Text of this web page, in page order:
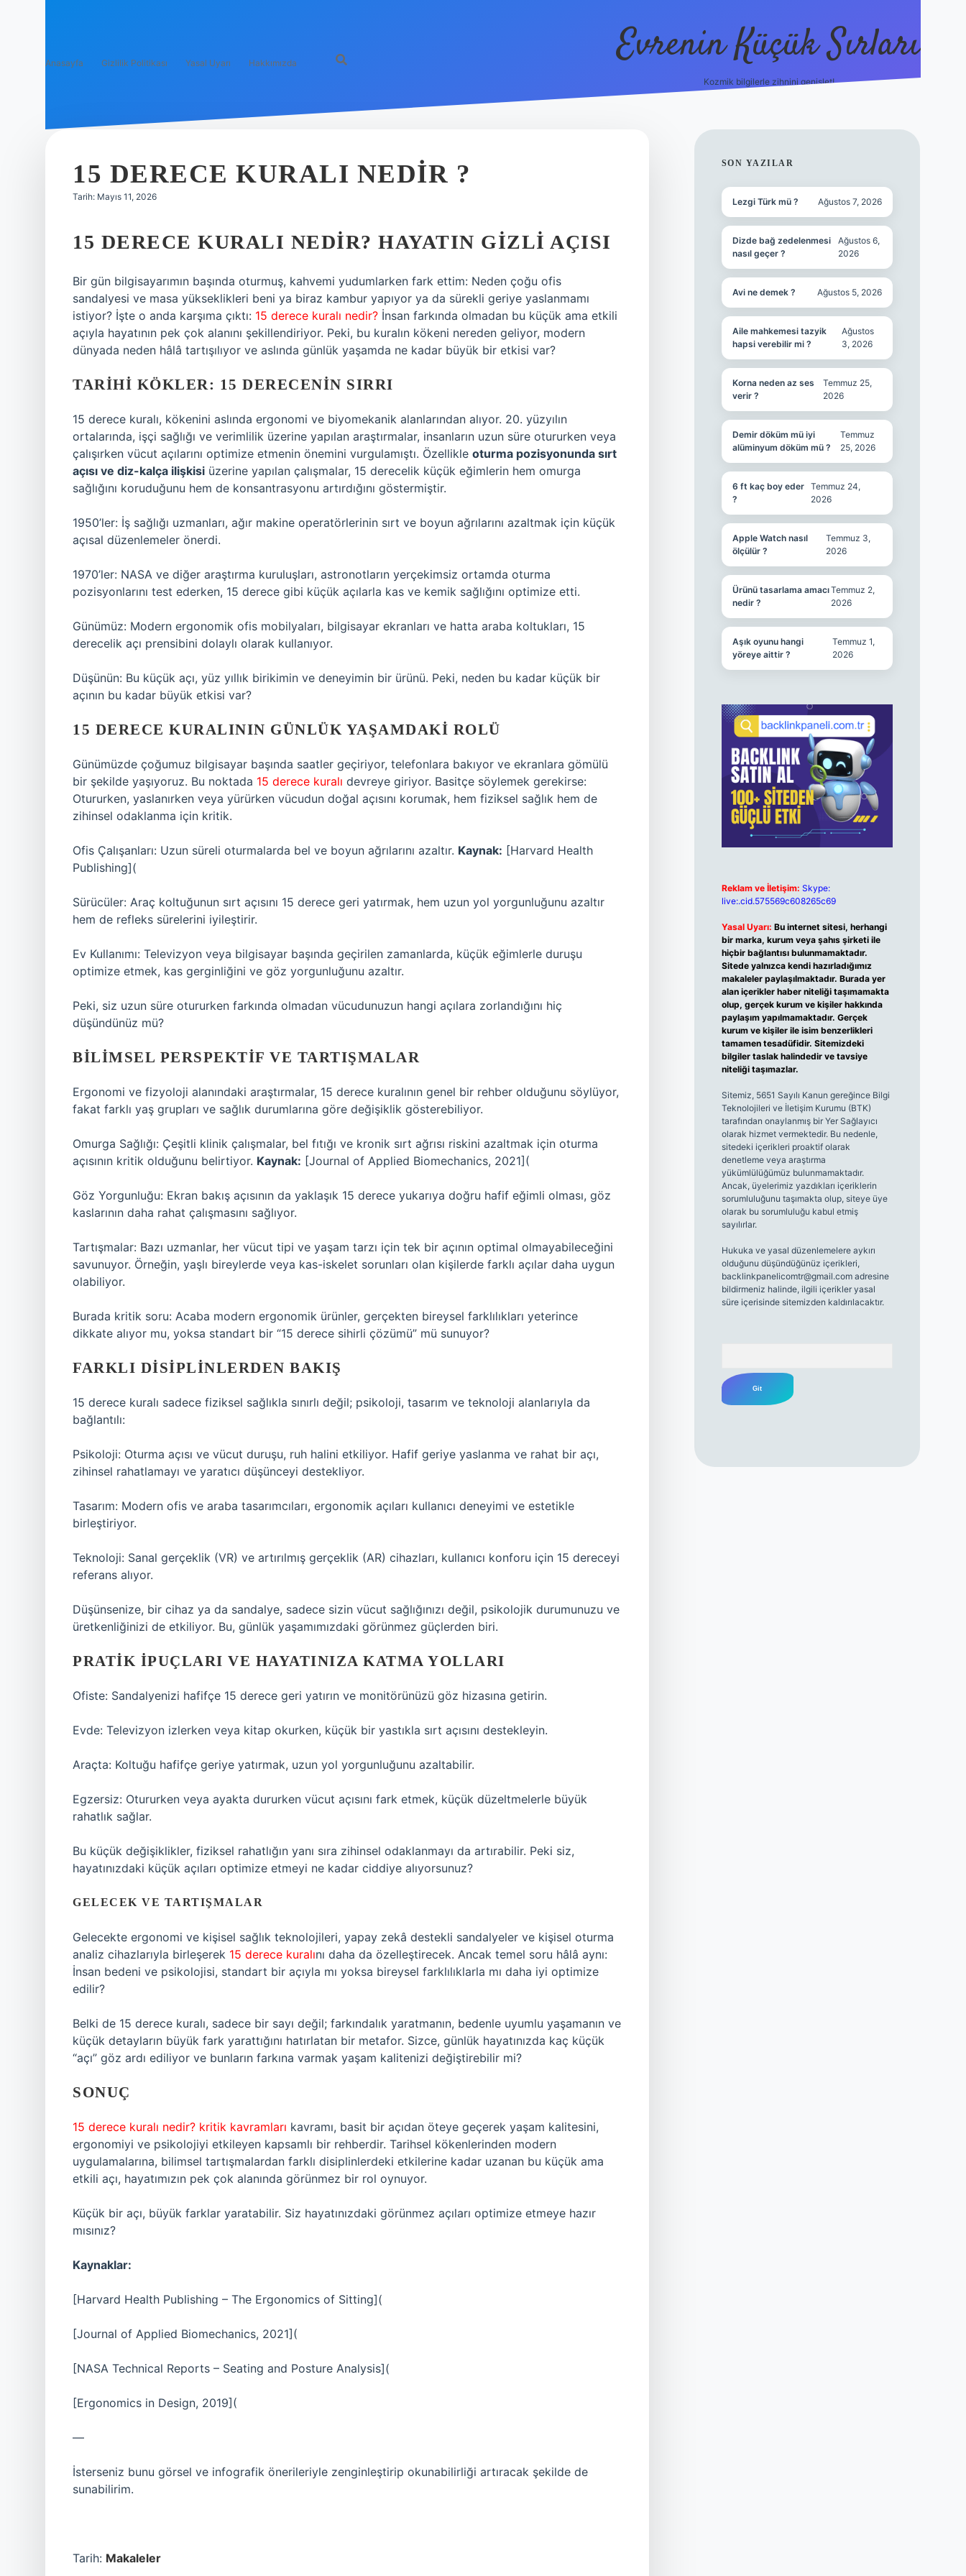
Anasayfa Gizlilik Politikası Yasal Uyarı Hakkımızda Evrenin Küçük Sırları
Kozmik bilgilerle zihnini genişlet!
15 DERECE KURALI NEDIR ?
Tarih: Mayıs 11, 2026
15 DERECE KURALI NEDIR? HAYATIN GIZLI AÇISI
Bir gün bilgisayarımın başında oturmuş, kahvemi yudumlarken fark ettim: Neden çoğu ofis
sandalyesi ve masa yükseklikleri beni ya biraz kambur yapıyor ya da sürekli geriye yaslanmamı
istiyor? İşte o anda karşıma çıktı: 15 derece kuralı nedir? İnsan farkında olmadan bu küçük ama etkili
açıyla hayatının pek çok alanını şekillendiriyor. Peki, bu kuralın kökeni nereden geliyor, modern
dünyada neden hâlâ tartışılıyor ve aslında günlük yaşamda ne kadar büyük bir etkisi var?
TARIHI KÖKLER: 15 DERECENIN SIRRI
15 derece kuralı, kökenini aslında ergonomi ve biyomekanik alanlarından alıyor. 20. yüzyılın
ortalarında, işçi sağlığı ve verimlilik üzerine yapılan araştırmalar, insanların uzun süre otururken veya
çalışırken vücut açılarını optimize etmenin önemini vurgulamıştı. Özellikle oturma pozisyonunda sırt
açısı ve diz-kalça ilişkisi üzerine yapılan çalışmalar, 15 derecelik küçük eğimlerin hem omurga
sağlığını koruduğunu hem de konsantrasyonu artırdığını göstermiştir.
1950’ler: İş sağlığı uzmanları, ağır makine operatörlerinin sırt ve boyun ağrılarını azaltmak için küçük
açısal düzenlemeler önerdi.
1970’ler: NASA ve diğer araştırma kuruluşları, astronotların yerçekimsiz ortamda oturma
pozisyonlarını test ederken, 15 derece gibi küçük açılarla kas ve kemik sağlığını optimize etti.
Günümüz: Modern ergonomik ofis mobilyaları, bilgisayar ekranları ve hatta araba koltukları, 15
derecelik açı prensibini dolaylı olarak kullanıyor.
Düşünün: Bu küçük açı, yüz yıllık birikimin ve deneyimin bir ürünü. Peki, neden bu kadar küçük bir
açının bu kadar büyük etkisi var?
15 DERECE KURALININ GÜNLÜK YAŞAMDAKI ROLÜ
Günümüzde çoğumuz bilgisayar başında saatler geçiriyor, telefonlara bakıyor ve ekranlara gömülü
bir şekilde yaşıyoruz. Bu noktada 15 derece kuralı devreye giriyor. Basitçe söylemek gerekirse:
Otururken, yaslanırken veya yürürken vücudun doğal açısını korumak, hem fiziksel sağlık hem de
zihinsel odaklanma için kritik.
Ofis Çalışanları: Uzun süreli oturmalarda bel ve boyun ağrılarını azaltır. Kaynak: [Harvard Health
Publishing](
Sürücüler: Araç koltuğunun sırt açısını 15 derece geri yatırmak, hem uzun yol yorgunluğunu azaltır
hem de refleks sürelerini iyileştirir.
Ev Kullanımı: Televizyon veya bilgisayar başında geçirilen zamanlarda, küçük eğimlerle duruşu
optimize etmek, kas gerginliğini ve göz yorgunluğunu azaltır.
Peki, siz uzun süre otururken farkında olmadan vücudunuzun hangi açılara zorlandığını hiç
düşündünüz mü?
BILIMSEL PERSPEKTIF VE TARTIŞMALAR
Ergonomi ve fizyoloji alanındaki araştırmalar, 15 derece kuralının genel bir rehber olduğunu söylüyor,
fakat farklı yaş grupları ve sağlık durumlarına göre değişiklik gösterebiliyor.
Omurga Sağlığı: Çeşitli klinik çalışmalar, bel fıtığı ve kronik sırt ağrısı riskini azaltmak için oturma
açısının kritik olduğunu belirtiyor. Kaynak: [Journal of Applied Biomechanics, 2021](
Göz Yorgunluğu: Ekran bakış açısının da yaklaşık 15 derece yukarıya doğru hafif eğimli olması, göz
kaslarının daha rahat çalışmasını sağlıyor.
Tartışmalar: Bazı uzmanlar, her vücut tipi ve yaşam tarzı için tek bir açının optimal olmayabileceğini
savunuyor. Örneğin, yaşlı bireylerde veya kas-iskelet sorunları olan kişilerde farklı açılar daha uygun
olabiliyor.
Burada kritik soru: Acaba modern ergonomik ürünler, gerçekten bireysel farklılıkları yeterince
dikkate alıyor mu, yoksa standart bir “15 derece sihirli çözümü” mü sunuyor?
FARKLI DISIPLINLERDEN BAKIŞ
15 derece kuralı sadece fiziksel sağlıkla sınırlı değil; psikoloji, tasarım ve teknoloji alanlarıyla da
bağlantılı:
Psikoloji: Oturma açısı ve vücut duruşu, ruh halini etkiliyor. Hafif geriye yaslanma ve rahat bir açı,
zihinsel rahatlamayı ve yaratıcı düşünceyi destekliyor.
Tasarım: Modern ofis ve araba tasarımcıları, ergonomik açıları kullanıcı deneyimi ve estetikle
birleştiriyor.
Teknoloji: Sanal gerçeklik (VR) ve artırılmış gerçeklik (AR) cihazları, kullanıcı konforu için 15 dereceyi
referans alıyor.
Düşünsenize, bir cihaz ya da sandalye, sadece sizin vücut sağlığınızı değil, psikolojik durumunuzu ve
üretkenliğinizi de etkiliyor. Bu, günlük yaşamımızdaki görünmez güçlerden biri.
PRATIK İPUÇLARI VE HAYATINIZA KATMA YOLLARI
Ofiste: Sandalyenizi hafifçe 15 derece geri yatırın ve monitörünüzü göz hizasına getirin.
Evde: Televizyon izlerken veya kitap okurken, küçük bir yastıkla sırt açısını destekleyin.
Araçta: Koltuğu hafifçe geriye yatırmak, uzun yol yorgunluğunu azaltabilir.
Egzersiz: Otururken veya ayakta dururken vücut açısını fark etmek, küçük düzeltmelerle büyük
rahatlık sağlar.
Bu küçük değişiklikler, fiziksel rahatlığın yanı sıra zihinsel odaklanmayı da artırabilir. Peki siz,
hayatınızdaki küçük açıları optimize etmeyi ne kadar ciddiye alıyorsunuz?
GELECEK VE TARTIŞMALAR
Gelecekte ergonomi ve kişisel sağlık teknolojileri, yapay zekâ destekli sandalyeler ve kişisel oturma
analiz cihazlarıyla birleşerek 15 derece kuralını daha da özelleştirecek. Ancak temel soru hâlâ aynı:
İnsan bedeni ve psikolojisi, standart bir açıyla mı yoksa bireysel farklılıklarla mı daha iyi optimize
edilir?
Belki de 15 derece kuralı, sadece bir sayı değil; farkındalık yaratmanın, bedenle uyumlu yaşamanın ve
küçük detayların büyük fark yarattığını hatırlatan bir metafor. Sizce, günlük hayatınızda kaç küçük
“açı” göz ardı ediliyor ve bunların farkına varmak yaşam kalitenizi değiştirebilir mi?
SONUÇ
15 derece kuralı nedir? kritik kavramları kavramı, basit bir açıdan öteye geçerek yaşam kalitesini,
ergonomiyi ve psikolojiyi etkileyen kapsamlı bir rehberdir. Tarihsel kökenlerinden modern
uygulamalarına, bilimsel tartışmalardan farklı disiplinlerdeki etkilerine kadar uzanan bu küçük ama
etkili açı, hayatımızın pek çok alanında görünmez bir rol oynuyor.
Küçük bir açı, büyük farklar yaratabilir. Siz hayatınızdaki görünmez açıları optimize etmeye hazır
mısınız?
Kaynaklar:
[Harvard Health Publishing – The Ergonomics of Sitting](
[Journal of Applied Biomechanics, 2021](
[NASA Technical Reports – Seating and Posture Analysis](
[Ergonomics in Design, 2019](
—
İsterseniz bunu görsel ve infografik önerileriyle zenginleştirip okunabilirliği artıracak şekilde de
sunabilirim.
Tarih: Makaleler
SIDEBAR
SON YAZILAR
Lezgi Türk mü ? Ağustos 7, 2026
Dizde bağ zedelenmesi
nasıl geçer ?
Ağustos 6,
2026
Avi ne demek ? Ağustos 5, 2026
Aile mahkemesi tazyik
hapsi verebilir mi ?
Ağustos
3, 2026
Korna neden az ses
verir ?
Temmuz 25,
2026
Demir döküm mü iyi
alüminyum döküm mü ?
Temmuz
25, 2026
6 ft kaç boy eder
?
Temmuz 24,
2026
Apple Watch nasıl
ölçülür ?
Temmuz 3,
2026
Ürünü tasarlama amacı
nedir ?
Temmuz 2,
2026
Aşık oyunu hangi
yöreye aittir ?
Temmuz 1,
2026
Reklam ve İletişim: Skype:
live:.cid.575569c608265c69
Yasal Uyarı: Bu internet sitesi, herhangi
bir marka, kurum veya şahıs şirketi ile
hiçbir bağlantısı bulunmamaktadır.
Sitede yalnızca kendi hazırladığımız
makaleler paylaşılmaktadır. Burada yer
alan içerikler haber niteliği taşımamakta
olup, gerçek kurum ve kişiler hakkında
paylaşım yapılmamaktadır. Gerçek
kurum ve kişiler ile isim benzerlikleri
tamamen tesadüfidir. Sitemizdeki
bilgiler taslak halindedir ve tavsiye
niteliği taşımazlar.
Sitemiz, 5651 Sayılı Kanun gereğince Bilgi
Teknolojileri ve İletişim Kurumu (BTK)
tarafından onaylanmış bir Yer Sağlayıcı
olarak hizmet vermektedir. Bu nedenle,
sitedeki içerikleri proaktif olarak
denetleme veya araştırma
yükümlülüğümüz bulunmamaktadır.
Ancak, üyelerimiz yazdıkları içeriklerin
sorumluluğunu taşımakta olup, siteye üye
olarak bu sorumluluğu kabul etmiş
sayılırlar.
Hukuka ve yasal düzenlemelere aykırı
olduğunu düşündüğünüz içerikleri,
backlinkpanelicomtr@gmail.comadresine
bildirmeniz halinde, ilgili içerikler yasal
süre içerisinde sitemizden kaldırılacaktır.
vdcasino güncel giriş ilbet yeni giriş